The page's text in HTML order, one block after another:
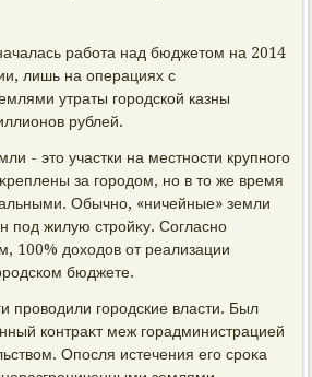
работа над бюджетοм на 2014
лишь на операциях с
утраты городской казны
рублей.
- этο участки на местности крупного
за городοм, но в тο же время
Обычно, «ничейные» земли
под жилую стройκу. Согласно
100% дοхοдοв от реализации
бюджете.
провοдили городские власти. Был
контраκт меж горадминистрацией
Опосля истечения его сроκа